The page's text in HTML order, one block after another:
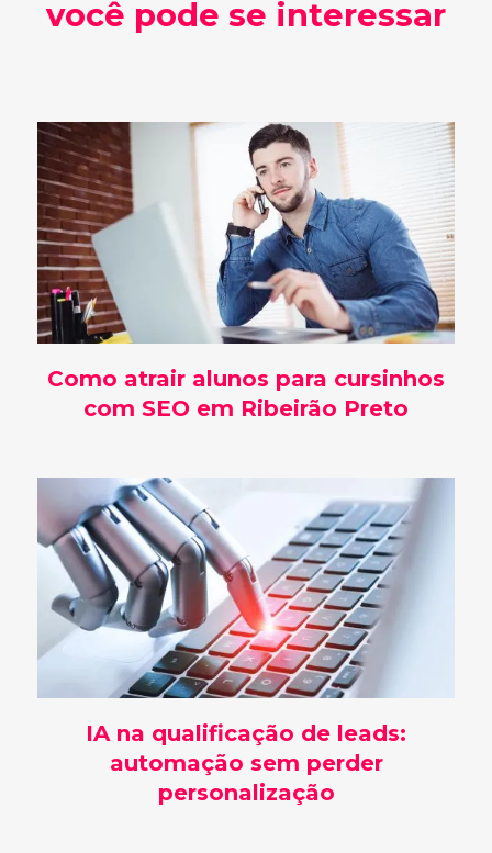
você pode se interessar
Como atrair alunos para cursinhos
com SEO em Ribeirão Preto
IA na qualificação de leads:
automação sem perder
personalização